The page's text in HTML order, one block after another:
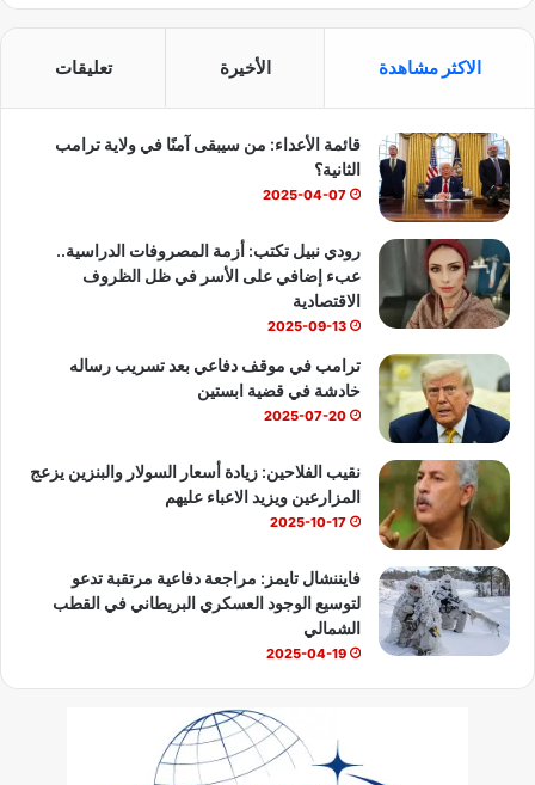
و
ك
T
u
e
ا
ب
الاكثر مشاهدة الأخيرة تعليقات
قائمة الأعداء: من سيبقى آمنًا في ولاية ترامب
الثانية؟
2025-04-07
رودي نبيل تكتب: أزمة المصروفات الدراسية..
عبء إضافي على الأسر في ظل الظروف
الاقتصادية
2025-09-13
ترامب في موقف دفاعي بعد تسريب رساله
خادشة في قضية ابستين
2025-07-20
نقيب الفلاحين: زيادة أسعار السولار والبنزين يزعج
المزارعين ويزيد الاعباء عليهم
2025-10-17
فايننشال تايمز: مراجعة دفاعية مرتقبة تدعو
لتوسيع الوجود العسكري البريطاني في القطب
الشمالي
2025-04-19